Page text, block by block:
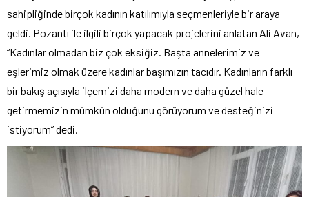
sahipliğinde birçok kadının katılımıyla seçmenleriyle bir araya
geldi. Pozantı ile ilgili birçok yapacak projelerini anlatan Ali Avan,
“Kadınlar olmadan biz çok eksiğiz. Başta annelerimiz ve
eşlerimiz olmak üzere kadınlar başımızın tacıdır. Kadınların farklı
bir bakış açısıyla ilçemizi daha modern ve daha güzel hale
getirmemizin mümkün olduğunu görüyorum ve desteğinizi
istiyorum” dedi.